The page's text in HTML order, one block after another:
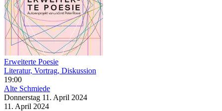
Erweiterte Poesie
Literatur, Vortrag, Diskussion
19:00
Alte Schmiede
Donnerstag 11. April 2024
11. April 2024